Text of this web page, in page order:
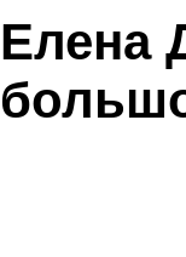
Елена